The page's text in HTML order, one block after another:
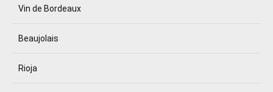
Vin de Bordeaux
Beaujolais
Rioja